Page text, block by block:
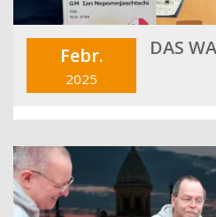
Febr.
2025
DAS